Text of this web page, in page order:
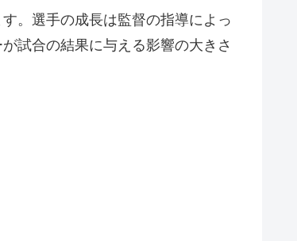
。選手の成長は監督の指導によっ
試合の結果に与える影響の大きさ